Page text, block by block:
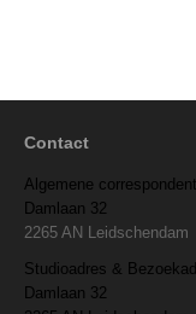
Contact
Algemene
Damlaan 32
2265 AN Leidschendam
Studioadres &
Damlaan 32